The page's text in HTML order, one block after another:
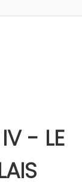
IV - LE